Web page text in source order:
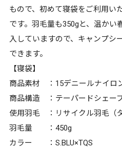
もので、初めて寝袋をご利用い
です。羽毛量も350gと、温かい
入していますので、キャンプシ
できます。
【寝袋】
商品素材 ：15デニールナイロ
商品構造 ：テーパードシェー
使用羽毛 ：リサイクル羽毛（ダ
羽毛量 ：450g
カラー ：S.BLU×TQS